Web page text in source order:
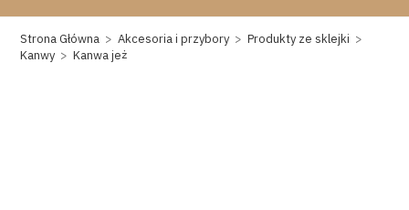
Strona Główna > Akcesoria i przybory > Produkty ze sklejki >
Kanwy > Kanwa jeż